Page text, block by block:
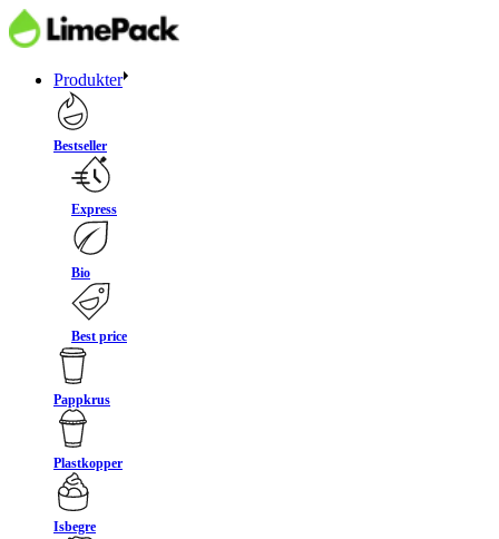
Produkter
Bestseller
Express
Bio
Best price
Pappkrus
Plastkopper
Isbegre